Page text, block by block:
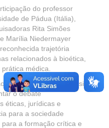
do professor
de Pádua (Itália),
Rita Simões
Marília Niedermayer
trajetória
relacionados à bioética,
médica.
internacional entre Brasil
o debate
éticas, jurídicas e
para a sociedade
a formação crítica e